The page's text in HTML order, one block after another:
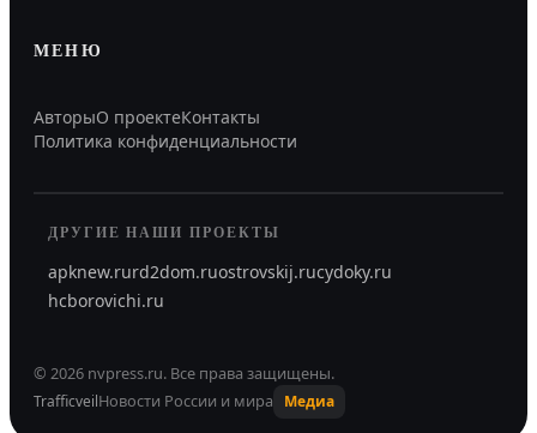
МЕНЮ
АвторыО проектеКонтакты
Политика конфиденциальности
ДРУГИЕ НАШИ ПРОЕКТЫ
apknew.rurd2dom.ruostrovskij.rucydoky.ru
hcborovichi.ru
© 2026 nvpress.ru. Все права защищены.
TrafficveilНовости России и мира Медиа